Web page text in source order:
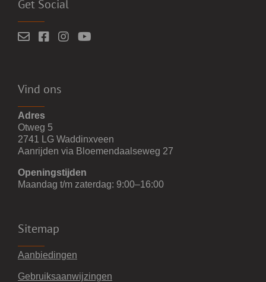
Get Social
Vind ons
Adres
Otweg 5
2741 LG Waddinxveen
Aanrijden via Bloemendaalseweg 27
Openingstijden
Maandag t/m zaterdag: 9:00–16:00
Sitemap
Aanbiedingen
Gebruiksaanwijzingen